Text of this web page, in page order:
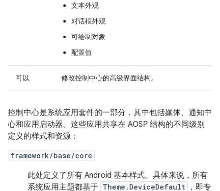
文本外观
对话框外观
可绘制对象
配置值
可以 修改控制中心的高级界面结构。
控制中心是系统应用套件的一部分，其中包括媒体、通知中
心和应用启动器。这些应用共享在 AOSP 结构的不同级别
定义的样式和资源：
framework/base/core
此处定义了所有 Android 基本样式。具体来说，所有
系统应用主题都基于 Theme.DeviceDefault
，即专